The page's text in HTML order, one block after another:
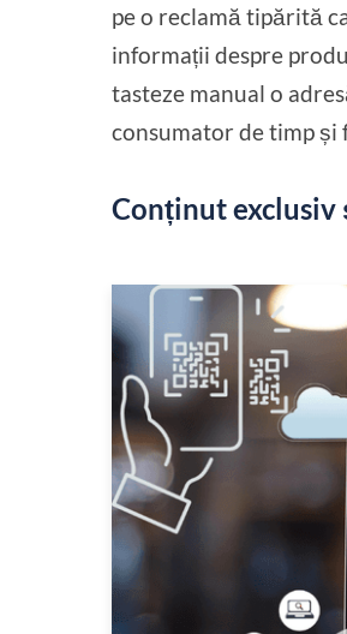
pe o reclamă tipărită
informații despre
tasteze manual o
consumator de timp și
Conținut exclusiv